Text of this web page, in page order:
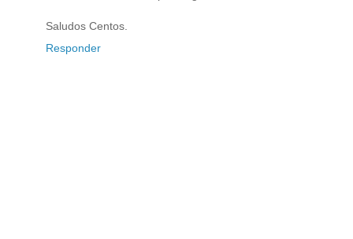
Saludos Centos.
Responder